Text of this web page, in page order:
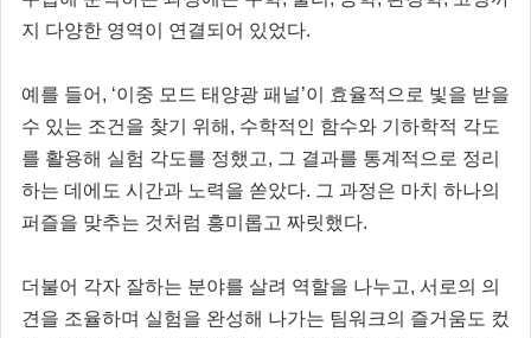
지 다양한 영역이 연결되어 있었다.
예를 들어, ‘이중 모드 태양광 패널’이 효율적으로 빛을 받을
수 있는 조건을 찾기 위해, 수학적인 함수와 기하학적 각도
를 활용해 실험 각도를 정했고, 그 결과를 통계적으로 정리
하는 데에도 시간과 노력을 쏟았다. 그 과정은 마치 하나의
퍼즐을 맞추는 것처럼 흥미롭고 짜릿했다.
더불어 각자 잘하는 분야를 살려 역할을 나누고, 서로의 의
견을 조율하며 실험을 완성해 나가는 팀워크의 즐거움도 컸